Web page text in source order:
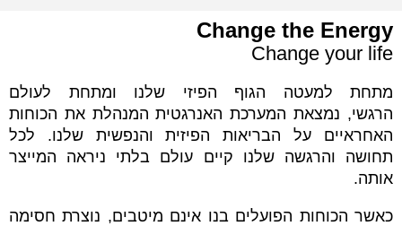
Change the Energy
Change your life
מתחת למעטה הגוף הפיזי שלנו ומתחת לעולם
הרגשי, נמצאת המערכת האנרגטית המנהלת את הכוחות
האחראיים על הבריאות הפיזית והנפשית שלנו. לכל
תחושה והרגשה שלנו קיים עולם בלתי ניראה המייצר
אותה.
כאשר הכוחות הפועלים בנו אינם מיטבים, נוצרת חסימה